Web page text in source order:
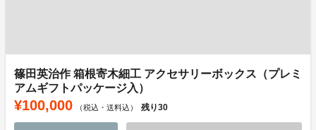
篠田英治作 箱根寄木細工 アクセサリーボックス（プレミ
アムギフトパッケージ入）
¥100,000 （税込・送料込） 残り30